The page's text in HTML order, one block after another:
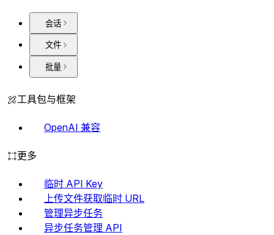
会话
文件
批量
工具包与框架
OpenAI 兼容
更多
临时 API Key
上传文件获取临时 URL
管理异步任务
异步任务管理 API